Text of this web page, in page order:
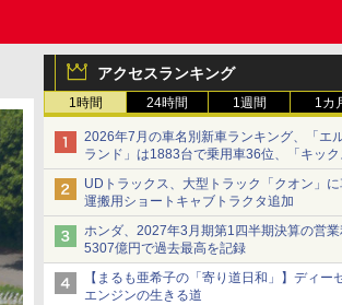
アクセスランキング
1時間 24時間 1週間 1カ
2026年7月の車名別新車ランキング、「エ
ランド」は1883台で乗用車36位、「キック
は2591台で27位に
UDトラックス、大型トラック「クオン」に
運搬用ショートキャブトラクタ追加
ホンダ、2027年3月期第1四半期決算の営業
5307億円で過去最高を記録
【まるも亜希子の「寄り道日和」】ディー
エンジンの生きる道